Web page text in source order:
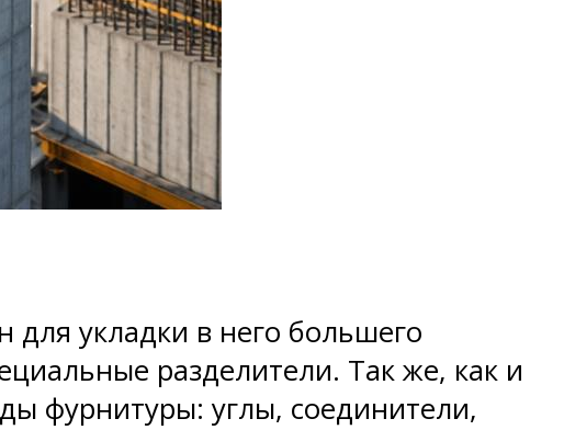
укладки в него большего
разделители. Так же, как и
фурнитуры: углы, соединители,